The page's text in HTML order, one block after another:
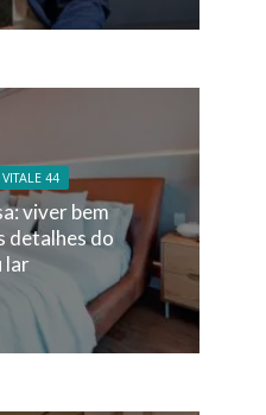
VITALE 44
viver bem
detalhes do
lar